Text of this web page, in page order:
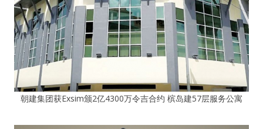
朝建集团获Exsim颁2亿4300万令吉合约 槟岛建57层服务公寓